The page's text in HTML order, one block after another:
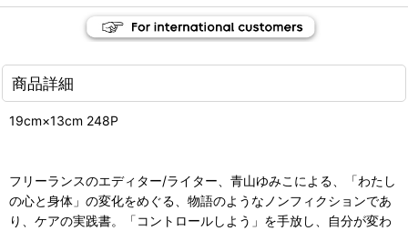
商品詳細
19cm×13cm 248P
フリーランスのエディター/ライター、青山ゆみこによる、「わたし
の心と身体」の変化をめぐる、物語のようなノンフィクションであ
り、ケアの実践書。「コントロールしよう」を手放し、自分が変わ